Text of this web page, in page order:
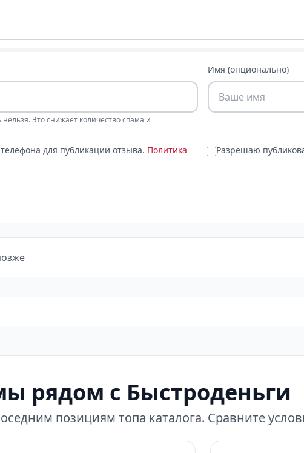
Это снижает количество спама и
Имя (опционально)
для публикации отзыва. Политика
Разрешаю
рядом с Быстроденьги
позициям топа каталога. Сравните